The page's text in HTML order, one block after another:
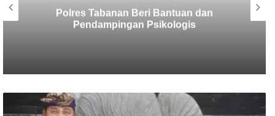
Berbekal CCTV, Pelaku Tabrak Lari
Terungkap